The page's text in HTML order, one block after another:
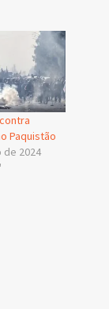
Paquistão
de 2024